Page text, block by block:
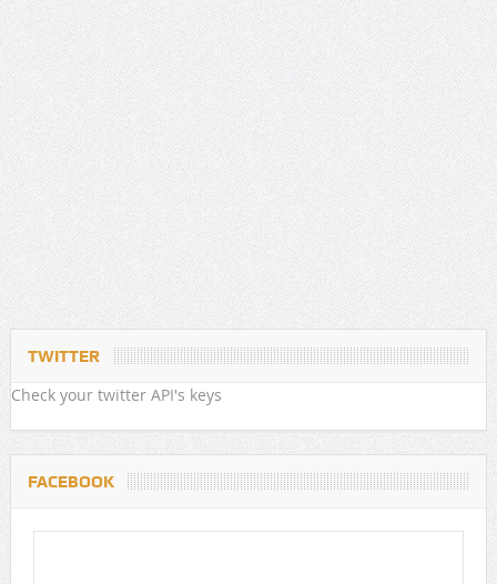
TWITTER
Check your twitter API's keys
FACEBOOK